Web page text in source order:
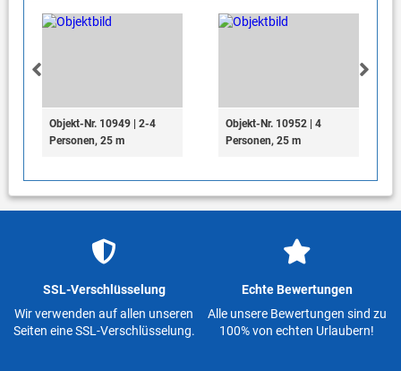
Objekt-Nr. 10949 | 2-4
Personen, 25 m
Objekt-Nr. 10952 | 4
Personen, 25 m
SSL-Verschlüsselung
Wir verwenden auf allen unseren
Seiten eine SSL-Verschlüsselung.
Echte Bewertungen
Alle unsere Bewertungen sind zu
100% von echten Urlaubern!